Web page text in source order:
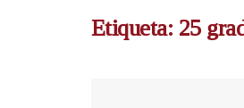
Etiqueta: 25